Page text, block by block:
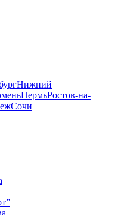
Нижний
ПермьРостов-на-
Сочи